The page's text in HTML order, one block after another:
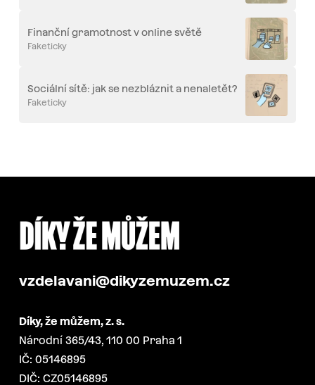
Finanční gramotnost v online světě
Faketicky
Sociální sítě: jak se nezbláznit a nenaletět?
Faketicky
vzdelavani@dikyzemuzem.cz
Díky, že můžem, z. s.
Národní 365/43, 110 00 Praha 1
IČ: 05146895
DIČ: CZ05146895